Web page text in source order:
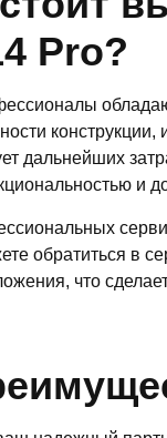
Pro?
дальнейших
и
обратиться в
что